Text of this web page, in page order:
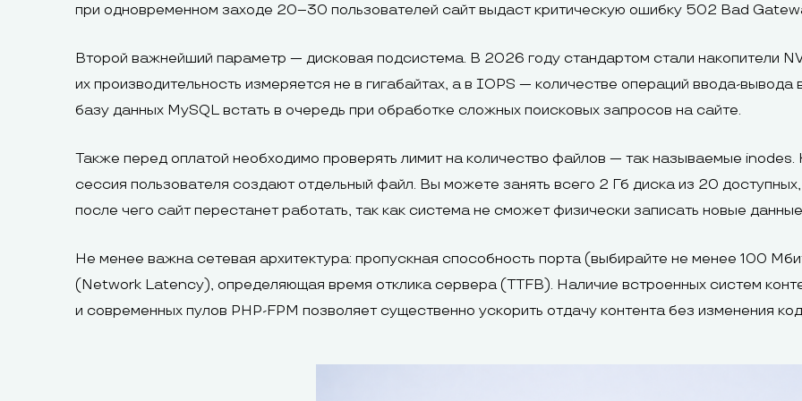
при одновременном заходе 20–30 пользователей сайт выдаст критическую ошибку 502 Bad
Второй важнейший параметр — дисковая подсистема. В 2026 году стандартом стали накопители
их производительность измеряется не в гигабайтах, а в IOPS — количестве операций ввода-вывода
базу данных MySQL встать в очередь при обработке сложных поисковых запросов на сайте.
Также перед оплатой необходимо проверять лимит на количество файлов — так называемые
сессия пользователя создают отдельный файл. Вы можете занять всего 2 Гб диска из 20
после чего сайт перестанет работать, так как система не сможет физически записать новые
Не менее важна сетевая архитектура: пропускная способность порта (выбирайте не менее 100
(Network Latency), определяющая время отклика сервера (TTFB). Наличие встроенных систем
и современных пулов PHP-FPM позволяет существенно ускорить отдачу контента без изменения